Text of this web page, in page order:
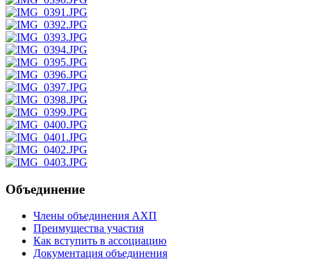
Объединение
Члены объединения АХП
Преимущества участия
Как вступить в ассоциацию
Документация объединения